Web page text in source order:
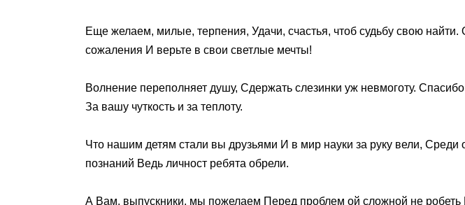
Еще желаем, милые, терпения, Удачи, счастья, чтоб судьбу свою
сожаления И верьте в свои светлые мечты!
Волнение переполняет душу, Сдержать слезинки уж невмоготу.
За вашу чуткость и за теплоту.
Что нашим детям стали вы друзьями И в мир науки за руку вели, Среди
познаний Ведь личност ребята обрели.
А Вам, выпускники, мы пожелаем Перед проблем ой сложной не